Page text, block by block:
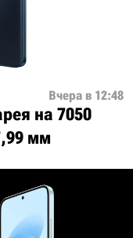
Вчера в 12:48
на 7050
мм